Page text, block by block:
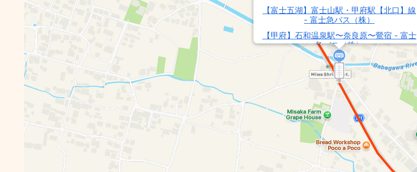
【富士五湖】富士山駅・甲府駅【北口】線
- 富士急バス（株）
【甲府】石和温泉駅〜奈良原〜鶯宿 - 富士
急バス（株）
【甲府】石和温泉駅〜奈良原 - 富士急バス
（株）
芦川バス - 笛吹市